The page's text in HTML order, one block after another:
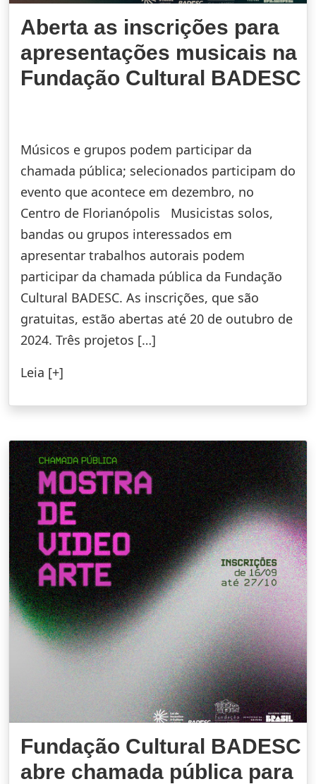
Aberta as inscrições para
apresentações musicais na
Fundação Cultural BADESC
Músicos e grupos podem participar da
chamada pública; selecionados participam do
evento que acontece em dezembro, no
Centro de Florianópolis Musicistas solos,
bandas ou grupos interessados em
apresentar trabalhos autorais podem
participar da chamada pública da Fundação
Cultural BADESC. As inscrições, que são
gratuitas, estão abertas até 20 de outubro de
2024. Três projetos […]
Leia [+]
Fundação Cultural BADESC
abre chamada pública para